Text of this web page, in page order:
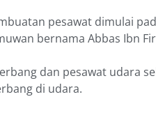
pesawat dimulai
bernama Abbas Ibn
dan pesawat udara
di udara.